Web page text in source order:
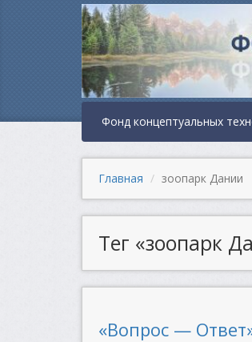
Фонд концептуальных
Главная зоопарк Дании
Тег «зоопарк
«Вопрос —